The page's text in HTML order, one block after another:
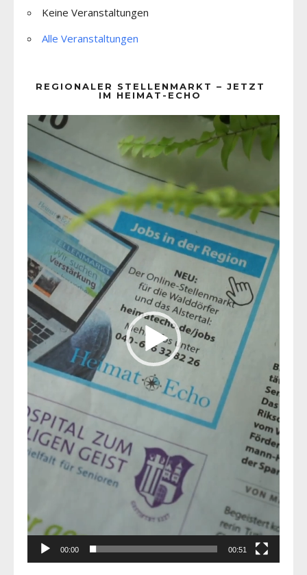
Keine Veranstaltungen
Alle Veranstaltungen
REGIONALER STELLENMARKT – JETZT
IM HEIMAT-ECHO
Player
00:00 00:51